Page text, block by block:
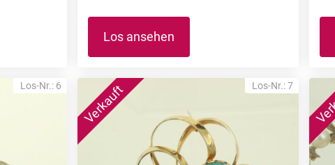
Los ansehen
Los-Nr.: 6 Los-Nr.: 7